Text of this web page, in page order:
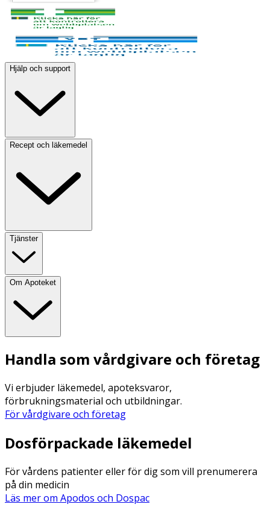
Hjälp och support
Recept och läkemedel
Tjänster
Om Apoteket
Handla som vårdgivare och företag
Vi erbjuder läkemedel, apoteksvaror,
förbrukningsmaterial och utbildningar.
För vårdgivare och företag
Dosförpackade läkemedel
För vårdens patienter eller för dig som vill prenumerera
på din medicin
Läs mer om Apodos och Dospac